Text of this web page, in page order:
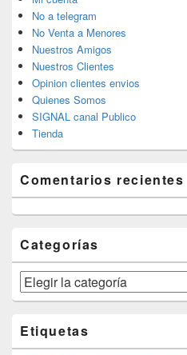
No a telegram
No Venta a Menores
Nuestros Amigos
Nuestros Clientes
Opinion clientes envios
Quienes Somos
SIGNAL canal Publico
Tienda
Comentarios recientes
Categorías
Categorías
Etiquetas